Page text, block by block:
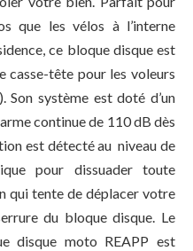
que les vélos à l’interne
ce bloque disque est
casse-tête pour les voleurs
Son système est doté d’un
continue de 110 dB dès
est détecté au niveau de
pour dissuader toute
qui tente de déplacer votre
du bloque disque. Le
disque moto REAPP est